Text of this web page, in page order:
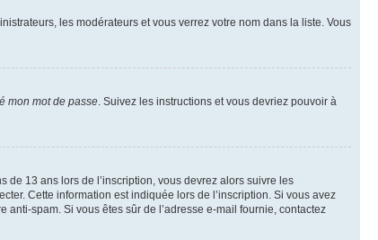
les modérateurs et vous verrez votre nom dans la liste. Vous
mon mot de passe . Suivez les instructions et vous devriez pouvoir à
de 13 ans lors de l’inscription, vous devrez alors suivre les
Cette information est indiquée lors de l’inscription. Si vous avez
anti-spam. Si vous êtes sûr de l’adresse e-mail fournie, contactez